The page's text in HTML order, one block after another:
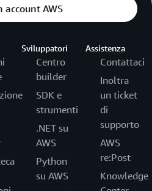
account AWS
Sviluppatori
Centro
builder
SDK e
strumenti
.NET su
AWS
Python
su AWS
Assistenza
Contattaci
Inoltra
un ticket
di
supporto
AWS
re:Post
Knowledge